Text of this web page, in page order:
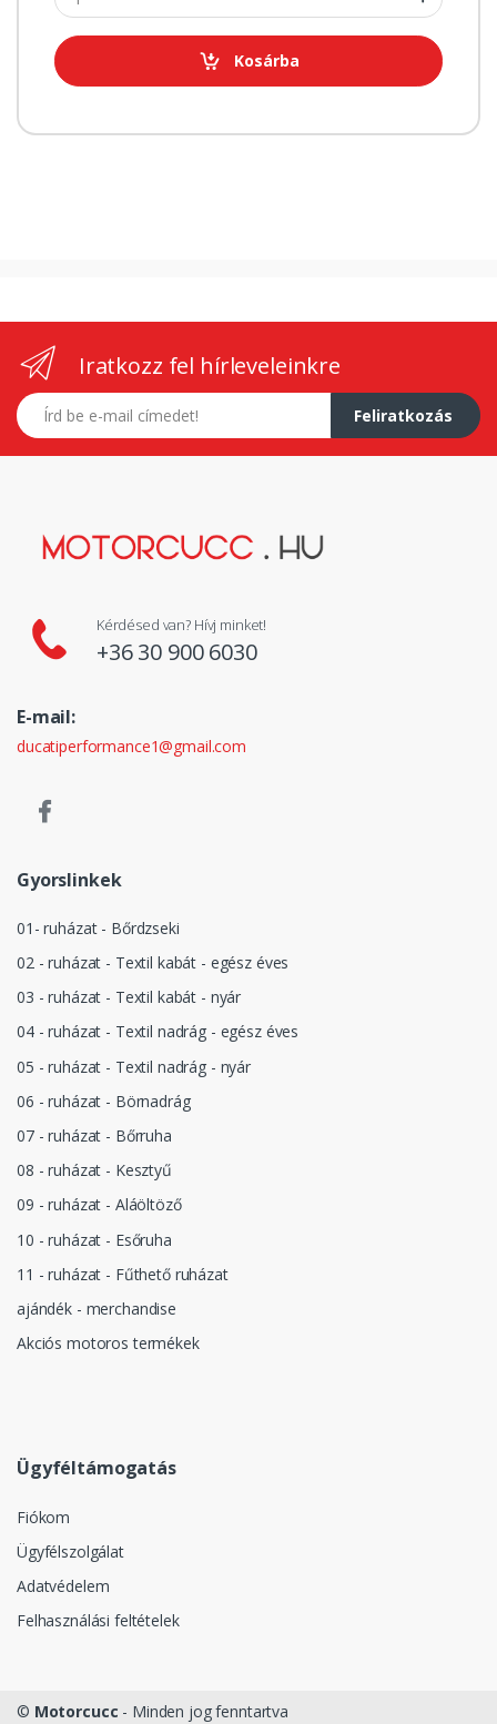
Kosárba
Iratkozz fel hírleveleinkre
E-mail címed
Feliratkozás
Kérdésed van? Hívj minket!
+36 30 900 6030
E-mail:
ducatiperformance1@gmail.com
Gyorslinkek
01- ruházat - Bőrdzseki
02 - ruházat - Textil kabát - egész éves
03 - ruházat - Textil kabát - nyár
04 - ruházat - Textil nadrág - egész éves
05 - ruházat - Textil nadrág - nyár
06 - ruházat - Börnadrág
07 - ruházat - Bőrruha
08 - ruházat - Kesztyű
09 - ruházat - Aláöltöző
10 - ruházat - Esőruha
11 - ruházat - Fűthető ruházat
ajándék - merchandise
Akciós motoros termékek
Ügyféltámogatás
Fiókom
Ügyfélszolgálat
Adatvédelem
Felhasználási feltételek
© Motorcucc - Minden jog fenntartva